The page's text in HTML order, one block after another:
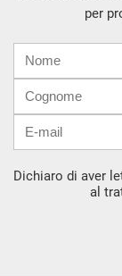
per
mail
Dichiaro di aver
al